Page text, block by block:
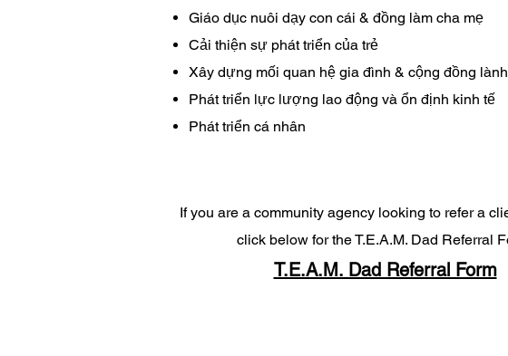
Giáo dục nuôi dạy con cái & đồng làm cha mẹ
Cải thiện sự phát triển của trẻ
Xây dựng mối quan hệ gia đình & cộng đồng
Phát triển lực lượng lao động và ổn định kinh tế
Phát triển cá nhân
If you are a community agency looking to refer a
click below for the T.E.A.M. Dad Referral
T.E.A.M. Dad Referral Form